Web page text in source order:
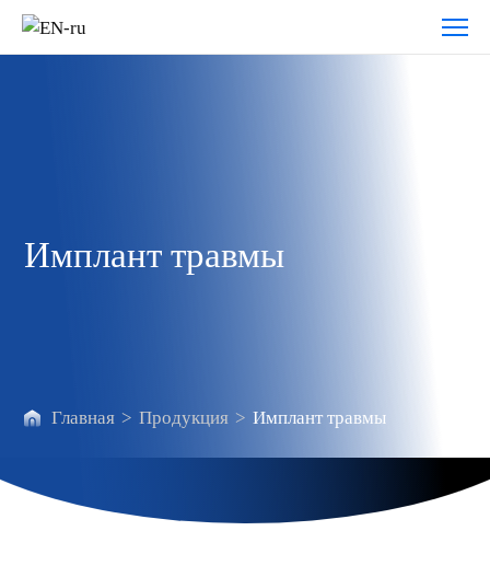
Имплант
травмы
Имплант травмы
Главная > Продукция > Имплант травмы